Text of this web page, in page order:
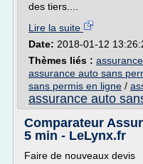
des tiers....
Lire la suite
Date: 2018-01-12
Thèmes liés :
assurance auto sans
sans permis en ligne /
assurance auto
Comparateur
5 min - LeLynx.fr
Faire de nouveaux devis